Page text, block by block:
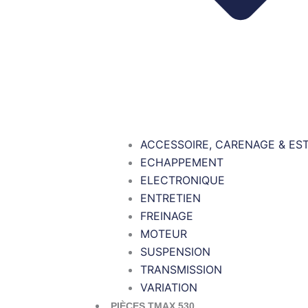
ACCESSOIRE, CARENAGE &
ECHAPPEMENT
ELECTRONIQUE
ENTRETIEN
FREINAGE
MOTEUR
SUSPENSION
TRANSMISSION
VARIATION
PIÈCES TMAX 530